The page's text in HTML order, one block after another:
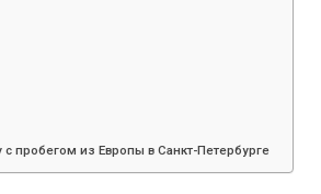
пробегом из Европы в Санкт-Петербурге